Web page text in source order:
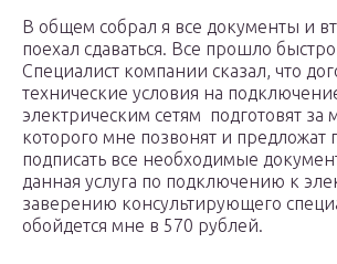
В общем собрал я все документы и
поехал сдаваться. Все прошло
Специалист компании сказал, что
технические условия на
электрическим сетям подготовят за
которого мне позвонят и предложат
подписать все необходимые
данная услуга по подключению к
заверению консультирующего
обойдется мне в 570 рублей.